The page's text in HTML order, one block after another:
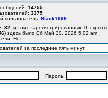
14755
3375
пользователь: Black1996
32 , из них зарегистрированных: 0,
) здесь было Сб Май 30, 2026 5:02 am
Нет
за последние пять минут
Пароль: